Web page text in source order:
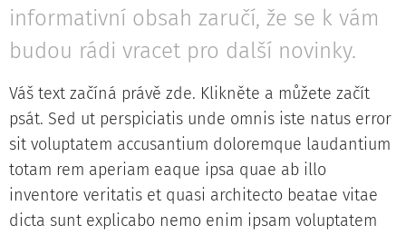
informativní obsah zaručí, že se k vám
budou rádi vracet pro další novinky.
Váš text začíná právě zde. Klikněte a můžete začít
psát. Sed ut perspiciatis unde omnis iste natus error
sit voluptatem accusantium doloremque laudantium
totam rem aperiam eaque ipsa quae ab illo
inventore veritatis et quasi architecto beatae vitae
dicta sunt explicabo nemo enim ipsam voluptatem